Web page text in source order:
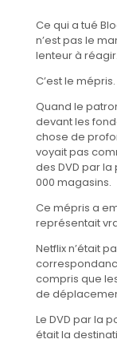
Ce qui a tué
n’est pas le
lenteur à réagir.
C’est le mépris.
Quand le
devant les
chose de
voyait pas
des DVD par
000 magasins.
Ce mépris a
représentait
Netflix n’était
compris que
de
Le DVD par la
était la